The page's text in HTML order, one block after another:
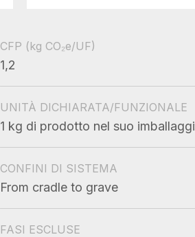
CFP (kg CO₂e/UF)
1,2
UNITÀ DICHIARATA/FUNZIONALE
1 kg di prodotto nel suo
CONFINI DI SISTEMA
From cradle to grave
FASI ESCLUSE